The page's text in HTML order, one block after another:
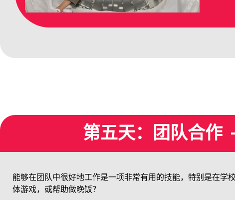
第五天：团队合作
能够在团队中很好地工作是一项非常有用的技能，特别是在
体游戏，或帮助做晚饭？